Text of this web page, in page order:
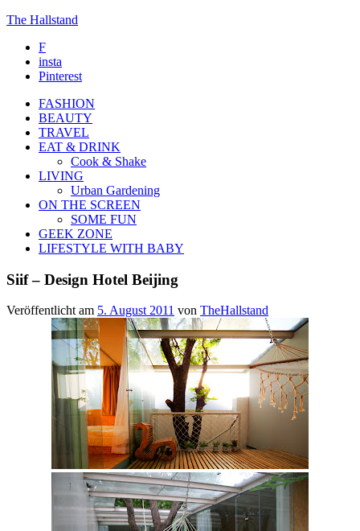
The Hallstand
F
insta
Pinterest
FASHION
BEAUTY
TRAVEL
EAT & DRINK
Cook & Shake
LIVING
Urban Gardening
ON THE SCREEN
SOME FUN
GEEK ZONE
LIFESTYLE WITH BABY
Siif – Design Hotel Beijing
Veröffentlicht am 5. August 2011 von TheHallstand